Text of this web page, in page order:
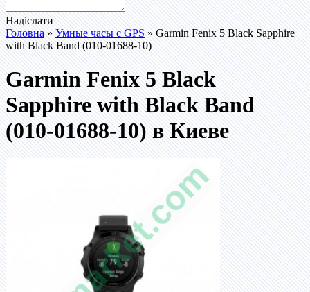
Надіслати
Головна»Умные часы с GPS» Garmin Fenix 5 Black Sapphire
with Black Band (010-01688-10)
Garmin Fenix 5 Black
Sapphire with Black Band
(010-01688-10) в Киеве